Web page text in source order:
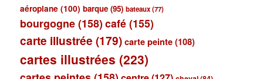
aéroplane (100) barque (95) bateaux(77)
bourgogne (158) café (155)
carte illustrée (179) carte peinte (108)
cartes illustrées (223)